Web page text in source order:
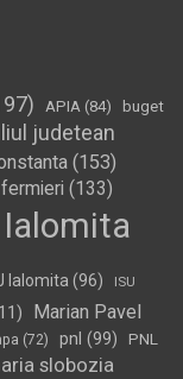
APIA (84)
buget
judetean
(153)
fermieri (133)
Ialomita
Ialomita (96) ISU
Marian Pavel
(72) pnl (99)
PNL
slobozia